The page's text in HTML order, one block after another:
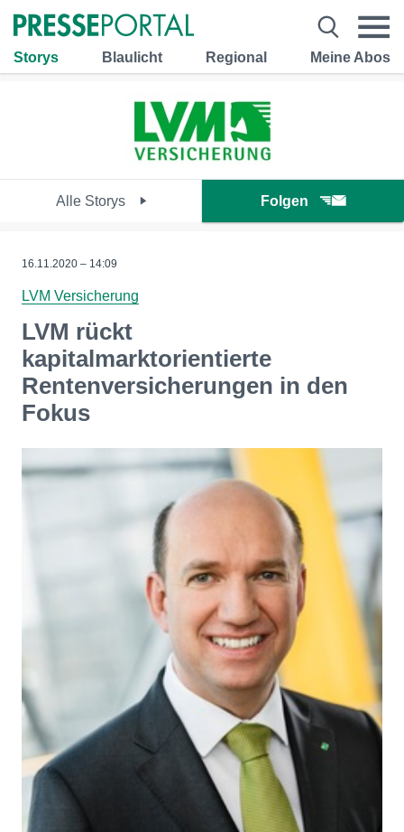
Storys Blaulicht Regional Meine Abos
Alle Storys Folgen
16.11.2020 – 14:09
LVM Versicherung
LVM rückt
kapitalmarktorientierte
Rentenversicherungen in den
Fokus